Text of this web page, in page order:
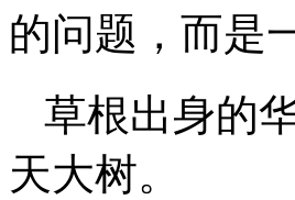
的问题，而是
草根出身的
天大树。